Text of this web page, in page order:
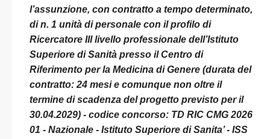
l’assunzione, con contratto a tempo determinato,
di n. 1 unità di personale con il profilo di
Ricercatore III livello professionale dell’Istituto
Superiore di Sanità presso il Centro di
Riferimento per la Medicina di Genere (durata del
contratto: 24 mesi e comunque non oltre il
termine di scadenza del progetto previsto per il
30.04.2029) - codice concorso: TD RIC CMG 2026
01 - Nazionale - Istituto Superiore di Sanita’ - ISS